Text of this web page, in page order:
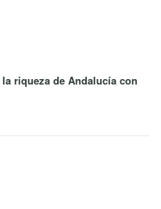
riqueza de Andalucía con